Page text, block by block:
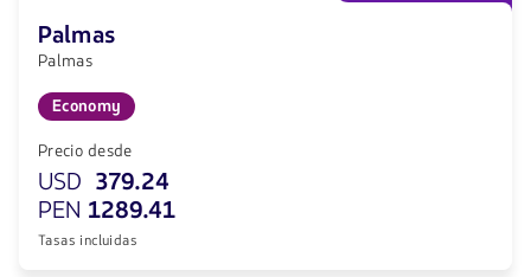
Palmas
Palmas
Economy
Precio desde
USD 379.24
PEN 1289.41
Tasas incluidas